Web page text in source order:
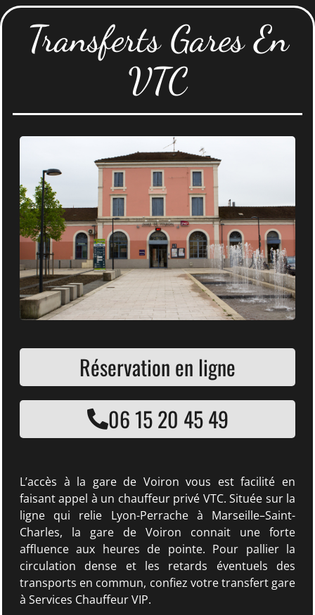
Transferts Gares En
VTC
Réservation en ligne
06 15 20 45 49
L’accès à la gare de Voiron vous est facilité en
faisant appel à un chauffeur privé VTC. Située sur la
ligne qui relie Lyon-Perrache à Marseille–Saint-
Charles, la gare de Voiron connait une forte
affluence aux heures de pointe. Pour pallier la
circulation dense et les retards éventuels des
transports en commun, confiez votre transfert gare
à Services Chauffeur VIP.